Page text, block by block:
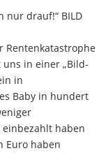
nur drauf!“ BILD
Rentenkatastrophe
in einer „Bild-
in
Baby in hundert
haben
Euro haben